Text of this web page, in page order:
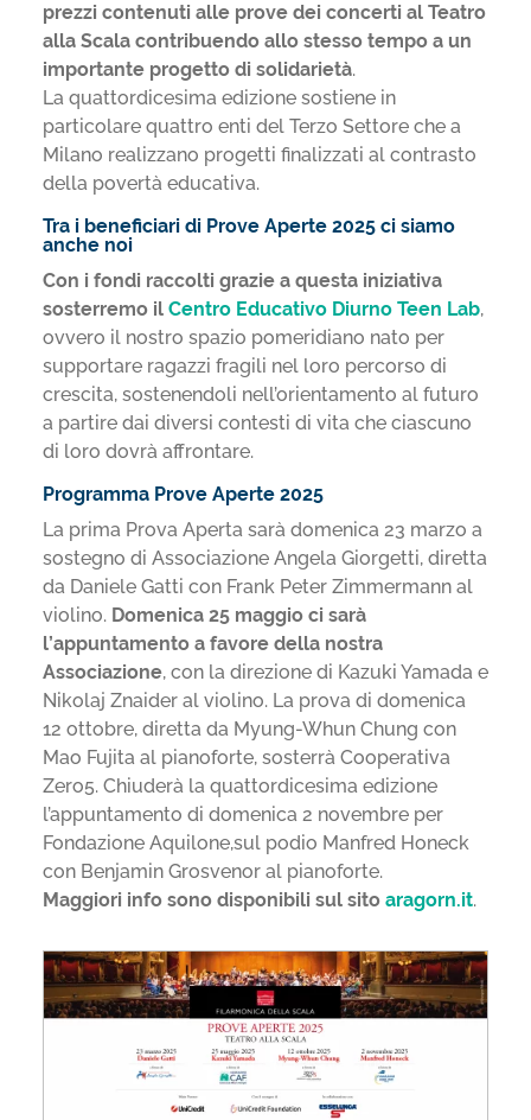
prezzi contenuti alle prove dei concerti al Teatro
alla Scala contribuendo allo stesso tempo a un
importante progetto di solidarietà.
La quattordicesima edizione sostiene in
particolare quattro enti del Terzo Settore che a
Milano realizzano progetti finalizzati al contrasto
della povertà educativa.
Tra i beneficiari di Prove Aperte 2025 ci siamo
anche noi
Con i fondi raccolti grazie a questa iniziativa
sosterremo il Centro Educativo Diurno Teen Lab,
ovvero il nostro spazio pomeridiano nato per
supportare ragazzi fragili nel loro percorso di
crescita, sostenendoli nell’orientamento al futuro
a partire dai diversi contesti di vita che ciascuno
di loro dovrà affrontare.
Programma Prove Aperte 2025
La prima Prova Aperta sarà domenica 23 marzo a
sostegno di Associazione Angela Giorgetti, diretta
da Daniele Gatti con Frank Peter Zimmermann al
violino. Domenica 25 maggio ci sarà
l’appuntamento a favore della nostra
Associazione, con la direzione di Kazuki Yamada e
Nikolaj Znaider al violino. La prova di domenica
12 ottobre, diretta da Myung-Whun Chung con
Mao Fujita al pianoforte, sosterrà Cooperativa
Zero5. Chiuderà la quattordicesima edizione
l’appuntamento di domenica 2 novembre per
Fondazione Aquilone,sul podio Manfred Honeck
con Benjamin Grosvenor al pianoforte.
Maggiori info sono disponibili sul sito aragorn.it.